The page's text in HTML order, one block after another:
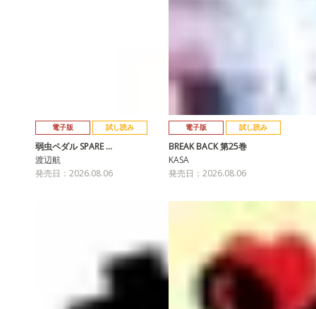
電子版 試し読み
弱虫ペダル SPARE …
渡辺航
発売日：2026.08.06
電子版 試し読み
BREAK BACK 第25巻
KASA
発売日：2026.08.06